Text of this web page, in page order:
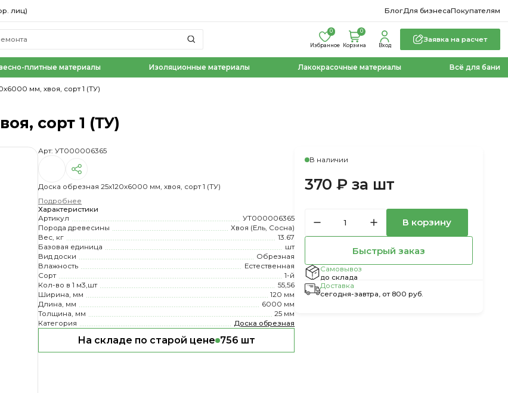
лиц) БлогДля бизнесаПокупателям
Избранное
0 0
Корзина Вход
Заявка на расчет
плитные материалы Изоляционные материалы Лакокрасочные материалы Всё для бани
мм, хвоя, сорт 1 (ТУ)
сорт 1 (ТУ)
Арт: УТ000006365
Доска обрезная 25х120х6000 мм, хвоя, сорт 1 (ТУ)
Подробнее
Характеристики
Артикул
УТ000006365
Порода древесины
Хвоя (Ель, Сосна)
Вес, кг
13.67
Базовая единица
шт
Вид доски
Обрезная
Влажность
Естественная
Сорт
1-й
Кол-во в 1 м3,шт
55,56
Ширина, мм
120 мм
Длина, мм
6000 мм
Толщина, мм
25 мм
Категория
Доска обрезная
На складе по старой цене 756 шт
В наличии
370 ₽ за шт
В корзину
Быстрый заказ
Самовывоз
до склада
Доставка
сегодня-завтра, от 800 руб.